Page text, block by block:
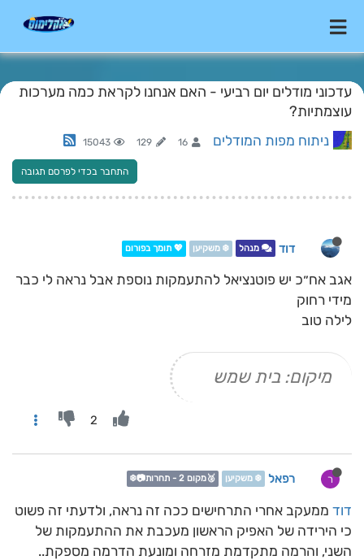
עדכוני מודלים יום רביעי - האם אנחנו לקראת כמה מערכות
עוצמתיות?
ניתוח מפות המודלים 16
129
15043
התחבר בכדי לפרסם תגובה
דוד מנהל ❄️ משקיען 💖 תומך בפורום
אגב אח״כ יש פוטנציאל להתעמקות נוספת אבל נראה לי כבר
מידי רחוק
לילה טוב
מיקום: בית שמש
2
ר רפאל ❄️ משקיען 🥈מקום 2 - תחרות📷❄️
דוד ממעקב אחרי התרחישים ככה זה נראה, ולדעתי זה פשוט
כי הירידה של האפיק הראשון מעכבת את ההתעמקות של
השני, והרמה מתקדמת מזרחה ומונעת הדרמה מספקת..